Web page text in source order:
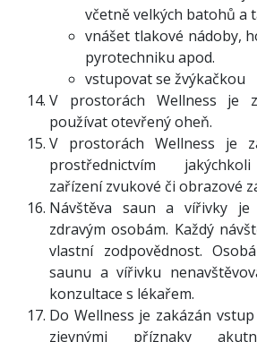
včetně velkých batohů a
vnášet tlakové nádoby,
pyrotechniku apod.
vstupovat se žvýkačkou
V prostorách Wellness je
používat otevřený oheň.
V prostorách Wellness je
prostřednictvím
zařízení zvukové či obrazové
Návštěva saun a vířivky je
zdravým osobám. Každý
vlastní zodpovědnost.
saunu a vířivku
konzultace s lékařem.
Do Wellness je zakázán
zjevnými příznaky